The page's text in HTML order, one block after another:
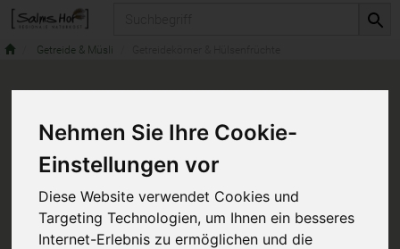
Nehmen Sie Ihre Cookie-
Einstellungen vor
Diese Website verwendet Cookies und
Targeting Technologien, um Ihnen ein besseres
Internet-Erlebnis zu ermöglichen und die
Getreide & Müsli